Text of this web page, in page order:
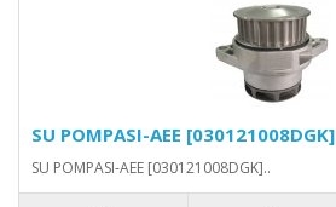
SU POMPASI-AEE [030121008DGK]
SU POMPASI-AEE [030121008DGK]..